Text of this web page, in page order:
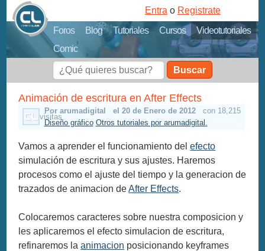
Foros Blog Tutoriales Cursos
Videotutoriales
Comic
Entra o Registrate
Buscar
Animación de escritura en After Effects
Por arumadigital el 20 de Enero de 2012 con 18,215
visitas
Diseño gráfico Otros tutoriales por arumadigital.
Vamos a aprender el funcionamiento delefecto
simulación de escritura y sus ajustes. Haremos
procesos como el ajuste del tiempo y la generacion de
trazados de animacion deAfter Effects.
Colocaremos caracteres sobre nuestra composicion y
les aplicaremos el efecto simulacion de escritura,
refinaremos laanimacion posicionando keyframes